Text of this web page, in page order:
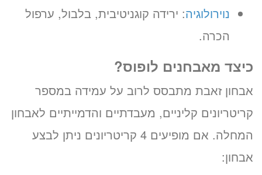
נוירולוגיה: ירידה קוגניטיבית, בלבול, ערפול
הכרה.
כיצד מאבחנים לופוס?
אבחון זאבת מתבסס לרוב על עמידה במספר
קריטריונים קליניים, מעבדתיים והדמייתיים לאבחון
המחלה. אם מופיעים 4 קריטריונים ניתן לבצע
אבחון: